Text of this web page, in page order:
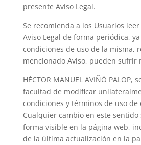
presente Aviso Legal.
Se recomienda a los Usuarios
Aviso Legal de forma periódica,
condiciones de uso de la misma,
mencionado Aviso, pueden sufrir
HÉCTOR MANUEL AVIÑÓ PALOP,
facultad de modificar
condiciones y términos de uso de
Cualquier cambio en este
forma visible en la página web,
de la última actualización en la